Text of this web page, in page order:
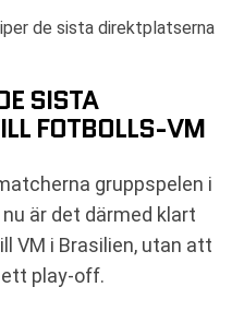
de sista direktplatserna
SISTA
FOTBOLLS-VM
gruppspelen i
är det därmed klart
VM i Brasilien, utan att
ett play-off.